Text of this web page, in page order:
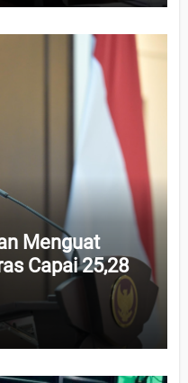
Menguat
Capai 25,28